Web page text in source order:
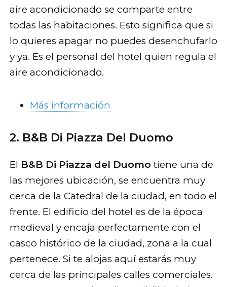
aire acondicionado se comparte entre
todas las habitaciones. Esto significa que si
lo quieres apagar no puedes desenchufarlo
y ya. Es el personal del hotel quien regula el
aire acondicionado.
Más información
2. B&B Di Piazza Del Duomo
El B&B Di Piazza del Duomo tiene una de
las mejores ubicación, se encuentra muy
cerca de la Catedral de la ciudad, en todo el
frente. El edificio del hotel es de la época
medieval y encaja perfectamente con el
casco histórico de la ciudad, zona a la cual
pertenece. Si te alojas aquí estarás muy
cerca de las principales calles comerciales.